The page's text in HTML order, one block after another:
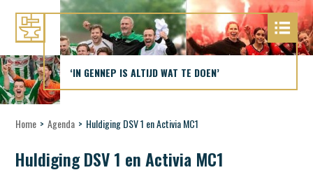
‘IN GENNEP IS ALTIJD WAT TE DOEN’
Home > Agenda > Huldiging DSV 1 en Activia MC1
Huldiging DSV 1 en Activia MC1